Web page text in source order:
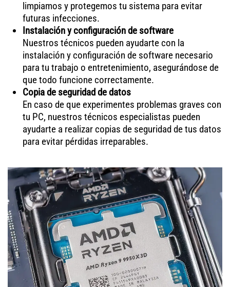
limpiamos y protegemos tu sistema para evitar
futuras infecciones.
Instalación y configuración de software
Nuestros técnicos pueden ayudarte con la
instalación y configuración de software necesario
para tu trabajo o entretenimiento, asegurándose de
que todo funcione correctamente.
Copia de seguridad de datos
En caso de que experimentes problemas graves con
tu PC, nuestros técnicos especialistas pueden
ayudarte a realizar copias de seguridad de tus datos
para evitar pérdidas irreparables.